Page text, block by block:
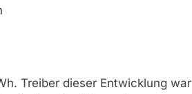
Treiber dieser Entwicklung war